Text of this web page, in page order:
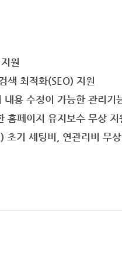
원
색 최적화(SEO) 지원
용 수정이 가능한 관리기
홈페이지 유지보수 무상 지
초기 세팅비, 연관리비 무